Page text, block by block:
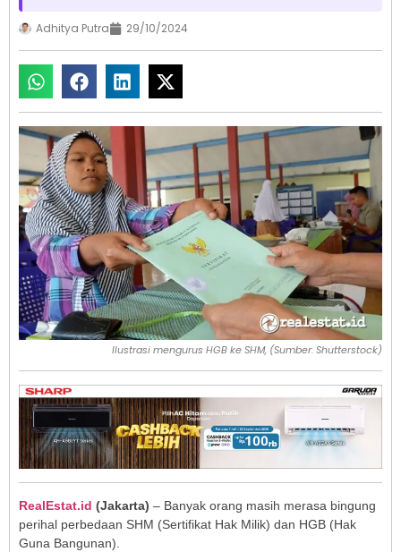
Adhitya Putra 29/10/2024
Ilustrasi mengurus HGB ke SHM, (Sumber: Shutterstock)
RealEstat.id (Jakarta) – Banyak orang masih merasa bingung
perihal perbedaan SHM (Sertifikat Hak Milik) dan HGB (Hak
Guna Bangunan).